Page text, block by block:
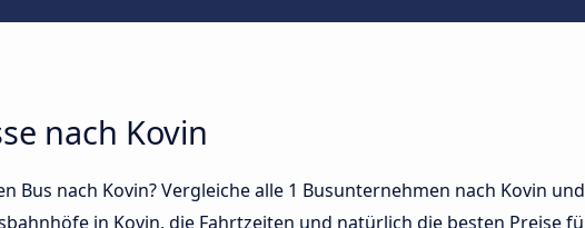
nach Kovin
Bus nach Kovin? Vergleiche alle 1 Busunternehmen nach Kovin
in Kovin, die Fahrtzeiten und natürlich die besten Preise